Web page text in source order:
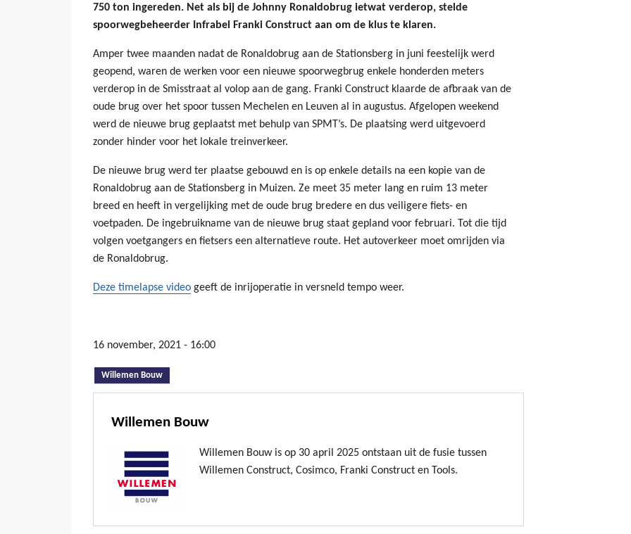
750 ton ingereden. Net als bij de Johnny Ronaldobrug ietwat verderop, stelde
spoorwegbeheerder Infrabel Franki Construct aan om de klus te klaren.
Amper twee maanden nadat de Ronaldobrug aan de Stationsberg in juni feestelijk werd
geopend, waren de werken voor een nieuwe spoorwegbrug enkele honderden meters
verderop in de Smisstraat al volop aan de gang. Franki Construct klaarde de afbraak van de
oude brug over het spoor tussen Mechelen en Leuven al in augustus. Afgelopen weekend
werd de nieuwe brug geplaatst met behulp van SPMT’s. De plaatsing werd uitgevoerd
zonder hinder voor het lokale treinverkeer.
De nieuwe brug werd ter plaatse gebouwd en is op enkele details na een kopie van de
Ronaldobrug aan de Stationsberg in Muizen. Ze meet 35 meter lang en ruim 13 meter
breed en heeft in vergelijking met de oude brug bredere en dus veiligere fiets- en
voetpaden. De ingebruikname van de nieuwe brug staat gepland voor februari. Tot die tijd
volgen voetgangers en fietsers een alternatieve route. Het autoverkeer moet omrijden via
de Ronaldobrug.
Deze timelapse video geeft de inrijoperatie in versneld tempo weer.
16 november, 2021 - 16:00
Willemen Bouw
Willemen Bouw
Willemen Bouw is op 30 april 2025 ontstaan uit de fusie tussen
Willemen Construct, Cosimco, Franki Construct en Tools.